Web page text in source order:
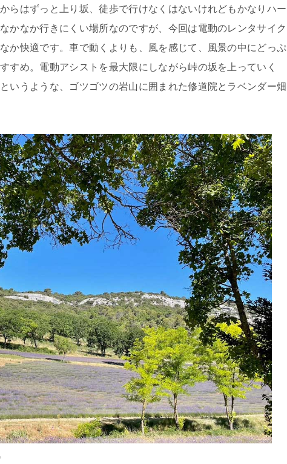
らはずっと上り坂、徒歩で行けなくはないけれどもかなりハー
かなか行きにくい場所なのですが、今回は電動のレンタサイク
か快適です。車で動くよりも、風を感じて、風景の中にどっぷ
すめ。電動アシストを最大限にしながら峠の坂を上っていく
いうような、ゴツゴツの岩山に囲まれた修道院とラベンダー畑